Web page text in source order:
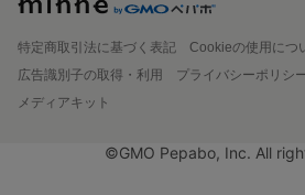
特定商取引法に基づく表記
Cookieの使用につ
広告識別子の取得・利用
プライバシーポリシ
メディアキット
©GMO Pepabo, Inc. All